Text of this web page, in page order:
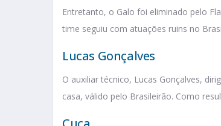
Entretanto, o Galo foi eliminado pelo
time seguiu com atuações ruins no
Lucas Gonçalves
O auxiliar técnico, Lucas Gonçalves,
casa, válido pelo Brasileirão. Como